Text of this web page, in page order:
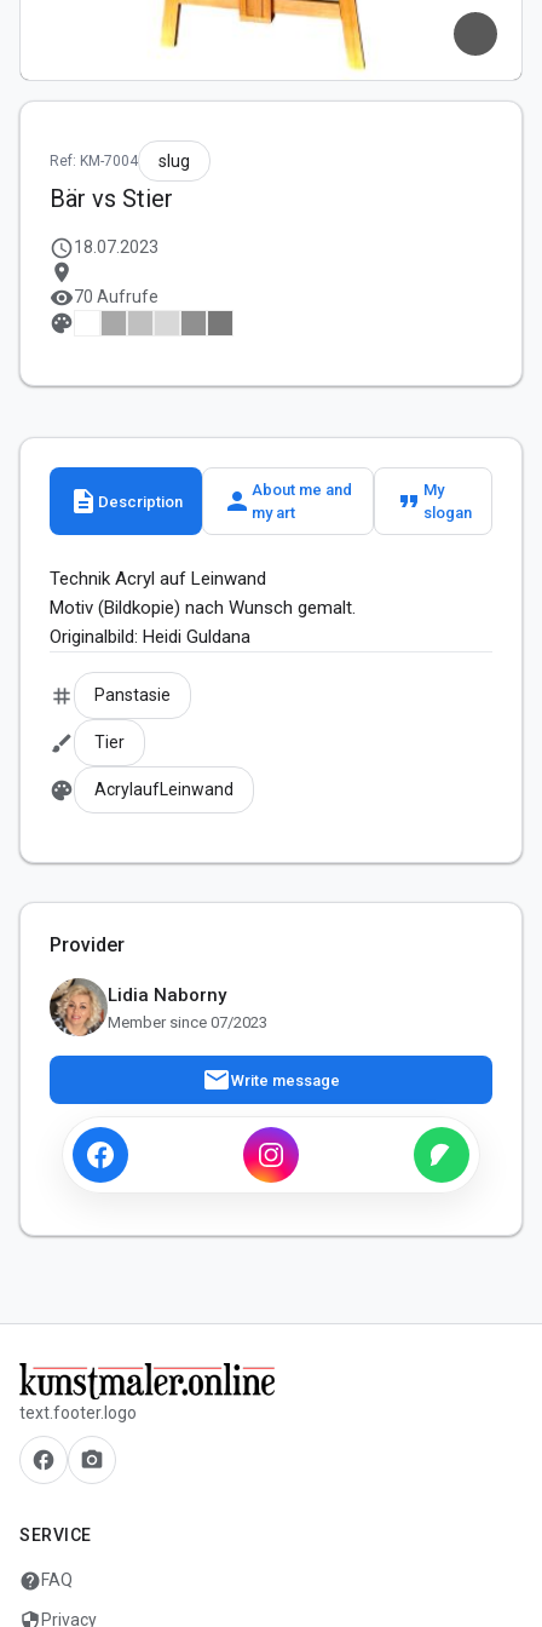
Ref: KM-7004 slug
Bär vs Stier
schedule18.07.2023
location_on
visibility70 Aufrufe
palette
description Description person About me and
my art
format_quote My
slogan
Technik Acryl auf Leinwand
Motiv (Bildkopie) nach Wunsch gemalt.
Originalbild: Heidi Guldana
tag Panstasie
brush Tier
palette AcrylaufLeinwand
Provider
Lidia Naborny
Member since 07/2023
mailWrite message
text.footer.logo
facebook camera_alt
SERVICE
helpFAQ
security Privacy